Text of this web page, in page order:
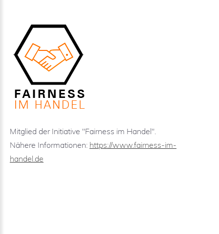
Mitglied der Initiative "Fairness im Handel".
Nähere Informationen: https://www.fairness-im-
handel.de